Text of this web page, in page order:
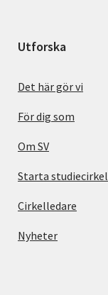
Utforska
Det här gör vi
För dig som
Om SV
Starta studiecirkel
Cirkelledare
Nyheter